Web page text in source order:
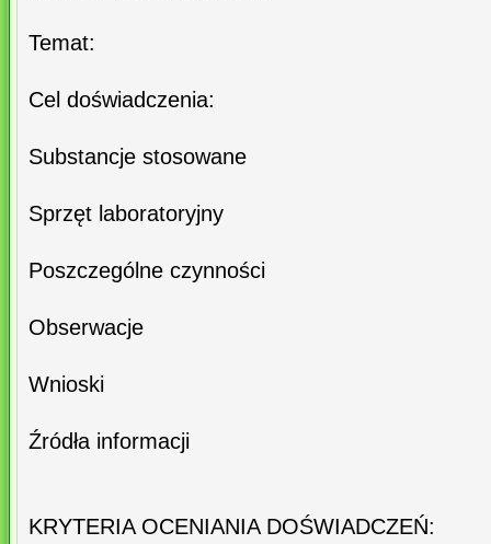
Temat:
Cel doświadczenia:
Substancje stosowane
Sprzęt laboratoryjny
Poszczególne czynności
Obserwacje
Wnioski
Źródła informacji
KRYTERIA OCENIANIA DOŚWIADCZEŃ: